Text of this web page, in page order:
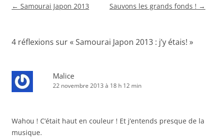
Navigation
← Samourai Japon 2013 Sauvons les grands fonds ! →
4 réflexions sur « Samourai Japon 2013 : j’y étais! »
Malice
22 novembre 2013 à 18 h 12 min
Wahou ! C’était haut en couleur ! Et j’entends presque de la
musique.